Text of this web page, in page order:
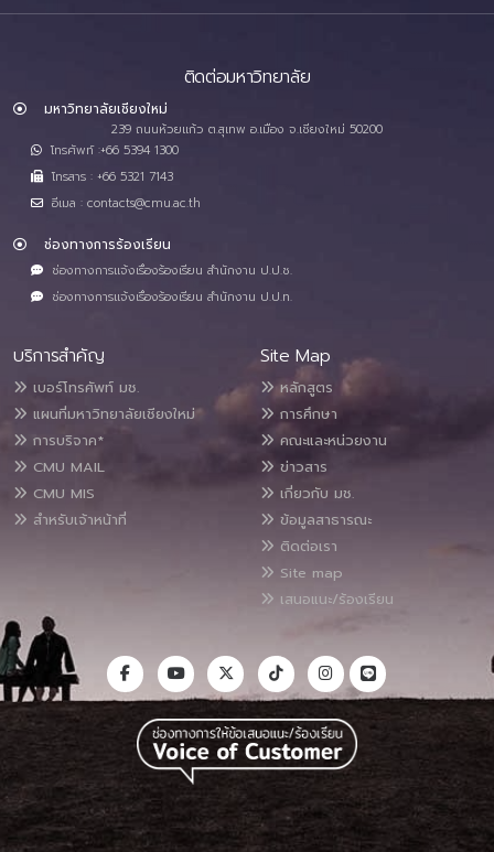
ติดต่อมหาวิทยาลัย
มหาวิทยาลัยเชียงใหม่
239 ถนนห้วยแก้ว ต.สุเทพ อ.เมือง จ.เชียงใหม่ 50200
โทรศัพท์ :+66 5394 1300
โทรสาร : +66 5321 7143
อีเมล : contacts@cmu.ac.th
ช่องทางการร้องเรียน
ช่องทางการแจ้งเรื่องร้องเรียน สำนักงาน ป.ป.ช.
ช่องทางการแจ้งเรื่องร้องเรียน สำนักงาน ป.ป.ท.
บริการสำคัญ
เบอร์โทรศัพท์ มช.
แผนที่มหาวิทยาลัยเชียงใหม่
การบริจาค*
CMU MAIL
CMU MIS
สำหรับเจ้าหน้าที่
Site Map
หลักสูตร
การศึกษา
คณะและหน่วยงาน
ข่าวสาร
เกี่ยวกับ มช.
ข้อมูลสาธารณะ
ติดต่อเรา
Site map
เสนอแนะ/ร้องเรียน